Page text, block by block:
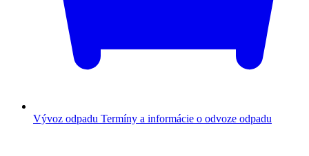
Vývoz odpadu Termíny a informácie o odvoze odpadu